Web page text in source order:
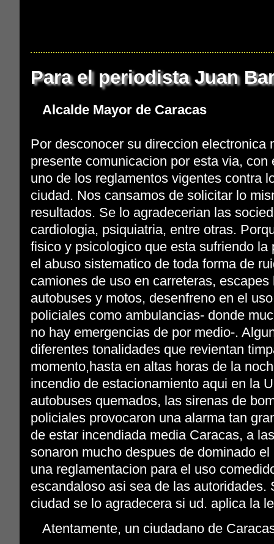
Para el periodista Juan
Alcalde Mayor de Caracas
Por desconocer su direccion electronica
presente comunicacion por esta via,
uno de los reglamentos vigentes contra
ciudad. Nos cansamos de solicitar lo
resultados. Se lo agradecerian las
cardiologia, psiquiatria, entre otras.
fisico y psicologico que esta sufriendo
el abuso sistematico de toda forma de
camiones de uso en carreteras,
autobuses y motos, desenfreno en el
policiales como ambulancias- donde
no hay emergencias de por medio-.
diferentes tonalidades que revientan
momento,hasta en altas horas de la
incendio de estacionamiento aqui en la
autobuses quemados, las sirenas de
policiales provocaron una alarma tan
de estar incendiada media Caracas, a
sonaron mucho despues de dominado
una reglamentacion para el uso
escandaloso asi sea de las autoridades.
ciudad se lo agradecera si ud. aplica la
Atentamente, un ciudadano de